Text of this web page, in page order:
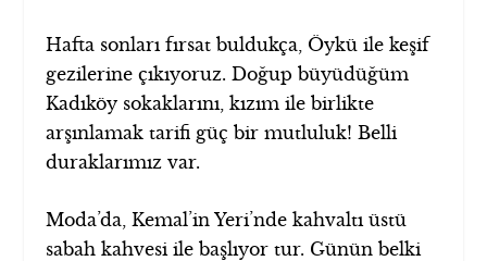
Hafta sonları fırsat buldukça, Öykü ile keşif
gezilerine çıkıyoruz. Doğup büyüdüğüm
Kadıköy sokaklarını, kızım ile birlikte
arşınlamak tarifi güç bir mutluluk! Belli
duraklarımız var.
Moda’da, Kemal’in Yeri’nde kahvaltı üstü
sabah kahvesi ile başlıyor tur. Günün belki